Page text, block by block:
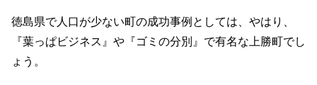
徳島県で人口が少ない町の成功事例としては、やはり、
『葉っぱビジネス』や『ゴミの分別』で有名な上勝町でし
ょう。